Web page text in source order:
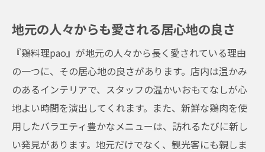
地元の人々からも愛される居心地の良さ
『鶏料理pao』が地元の人々から長く愛されている理由
の一つに、その居心地の良さがあります。店内は温かみ
のあるインテリアで、スタッフの温かいおもてなしが心
地よい時間を演出してくれます。また、新鮮な鶏肉を使
用したバラエティ豊かなメニューは、訪れるたびに新し
い発見があります。地元だけでなく、観光客にも親しま